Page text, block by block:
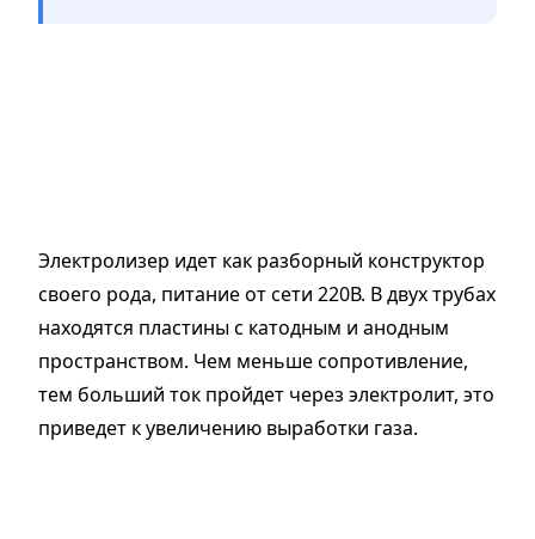
Электролизер идет как разборный конструктор
своего рода, питание от сети 220В. В двух трубах
находятся пластины с катодным и анодным
пространством. Чем меньше сопротивление,
тем больший ток пройдет через электролит, это
приведет к увеличению выработки газа.